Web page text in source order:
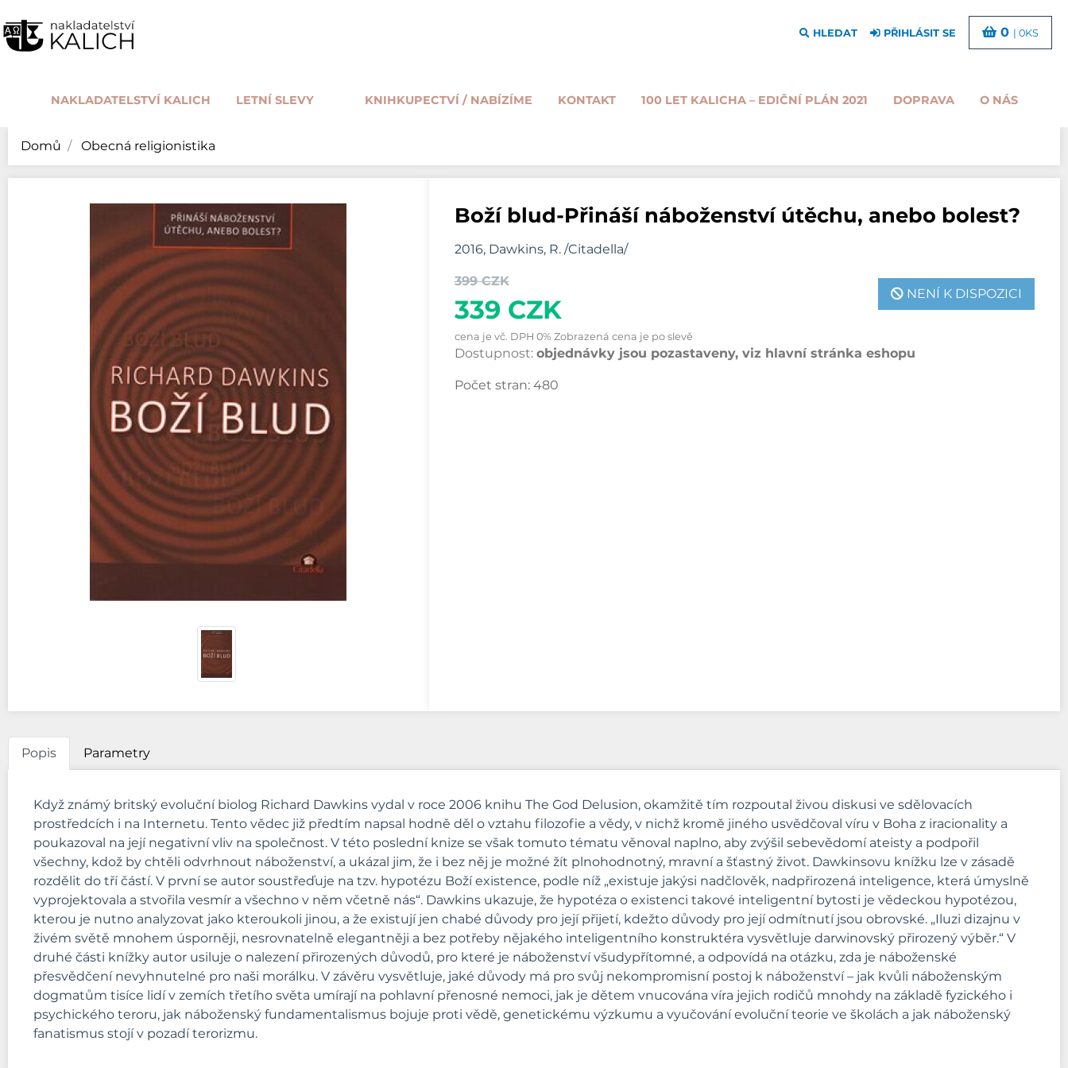
NAKLADATELSTVÍ KALICH LETNÍ SLEVY KNIHKUPECTVÍ / NABÍZÍME KONTAKT 100 LET KALICHA – EDIČNÍ PLÁN 2021 DOPRAVA O NÁS
HLEDAT PŘIHLÁSIT SE 0 | 0KS
Domů Obecná religionistika
Boží blud-Přináší náboženství útěchu, anebo bolest?
2016, Dawkins, R. /Citadella/
399 CZK
339 CZK
NENÍ K DISPOZICI
cena je vč. DPH 0% Zobrazená cena je po slevě
Dostupnost: objednávky jsou pozastaveny, viz hlavní stránka eshopu
Počet stran: 480
Popis Parametry
Když známý britský evoluční biolog Richard Dawkins vydal v roce 2006 knihu The God Delusion, okamžitě tím rozpoutal živou diskusi ve sdělovacích
prostředcích i na Internetu. Tento vědec již předtím napsal hodně děl o vztahu filozofie a vědy, v nichž kromě jiného usvědčoval víru v Boha z iracionality a
poukazoval na její negativní vliv na společnost. V této poslední knize se však tomuto tématu věnoval naplno, aby zvýšil sebevědomí ateisty a podpořil
všechny, kdož by chtěli odvrhnout náboženství, a ukázal jim, že i bez něj je možné žít plnohodnotný, mravní a šťastný život. Dawkinsovu knížku lze v zásadě
rozdělit do tří částí. V první se autor soustřeďuje na tzv. hypotézu Boží existence, podle níž „existuje jakýsi nadčlověk, nadpřirozená inteligence, která úmyslně
vyprojektovala a stvořila vesmír a všechno v něm včetně nás“. Dawkins ukazuje, že hypotéza o existenci takové inteligentní bytosti je vědeckou hypotézou,
kterou je nutno analyzovat jako kteroukoli jinou, a že existují jen chabé důvody pro její přijetí, kdežto důvody pro její odmítnutí jsou obrovské. „Iluzi dizajnu v
živém světě mnohem úsporněji, nesrovnatelně elegantněji a bez potřeby nějakého inteligentního konstruktéra vysvětluje darwinovský přirozený výběr.“ V
druhé části knížky autor usiluje o nalezení přirozených důvodů, pro které je náboženství všudypřítomné, a odpovídá na otázku, zda je náboženské
přesvědčení nevyhnutelné pro naši morálku. V závěru vysvětluje, jaké důvody má pro svůj nekompromisní postoj k náboženství – jak kvůli náboženským
dogmatům tisíce lidí v zemích třetího světa umírají na pohlavní přenosné nemoci, jak je dětem vnucována víra jejich rodičů mnohdy na základě fyzického i
psychického teroru, jak náboženský fundamentalismus bojuje proti vědě, genetickému výzkumu a vyučování evoluční teorie ve školách a jak náboženský
fanatismus stojí v pozadí terorizmu.